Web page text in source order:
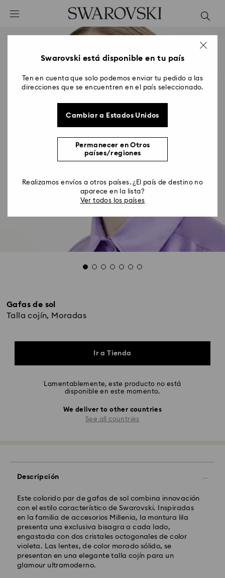
Accesskeys list
2 - Footer
Gafas de sol
Talla cojín, Moradas
Ir a Tienda
Lamentablemente, este producto no está
disponible en este momento.
We deliver to other countries
See all countries
Descripción
Este colorido par de gafas de sol combina innovación
con el estilo característico de Swarovski. Inspiradas
en la familia de accesorios Millenia, la montura lila
presenta una exclusiva bisagra a cada lado,
engastada con dos cristales octogonales de color
violeta. Las lentes, de color morado sólido, se
presentan en una elegante talla cojín para un
glamour ultramoderno.
Swarovski está disponible en tu país
Ten en cuenta que solo podemos enviar tu pedido a las
direcciones que se encuentren en el país seleccionado.
Cambiar a Estados Unidos
Permanecer en Otros
países/regiones
Realizamos envíos a otros países. ¿El país de destino no
aparece en la lista?
Ver todos los países